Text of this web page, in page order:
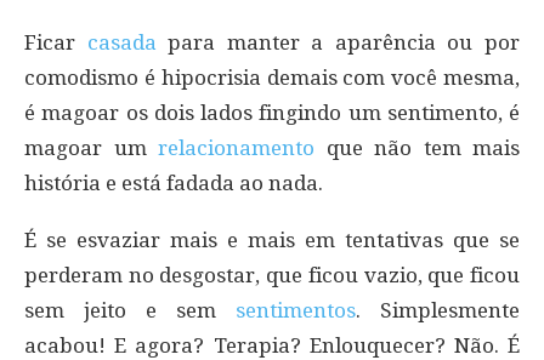
Ficar casada para manter a aparência ou por
comodismo é hipocrisia demais com você mesma,
é magoar os dois lados fingindo um sentimento, é
magoar um relacionamento que não tem mais
história e está fadada ao nada.
É se esvaziar mais e mais em tentativas que se
perderam no desgostar, que ficou vazio, que ficou
sem jeito e sem sentimentos. Simplesmente
acabou! E agora? Terapia? Enlouquecer? Não. É